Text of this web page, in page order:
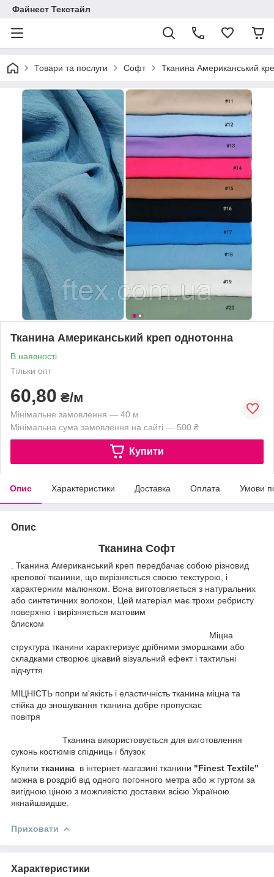
Файнест Текстайл
Товари та послуги Софт Тканина Американський
Тканина Американський креп однотонна
В наявності
Тільки опт
60,80 ₴/м
Мінімальне замовлення — 40 м
Мінімальна сума замовлення на сайті — 500 ₴
Купити
Опис Характеристики Доставка Оплата Умови
Опис
Тканина Софт
. Тканина Американський креп передбачає собою різновид
крепової тканини, що вирізняється своєю текстурою, і
характерним малюнком. Вона виготовляється з натуральних
або синтетичних волокон, Цей матеріал має трохи ребристу
поверхню і вирізняється матовим
блиском
Міцна
структура тканини характеризує дрібними зморшками або
складками створює цікавий візуальний ефект і тактильні
відчуття
МІЦНІСТЬ попри м'якість і еластичність тканина міцна та
стійка до зношування тканина добре пропускає
повітря
Тканина використовується для виготовлення
суконь костюмів спідниць і блузок
Купити тканина в інтернет-магазині тканини "Finest Textile"
можна в роздріб від одного погонного метра або ж гуртом за
вигідною ціною з можливістю доставки всією Україною
якнайшвидше.
Приховати
Характеристики